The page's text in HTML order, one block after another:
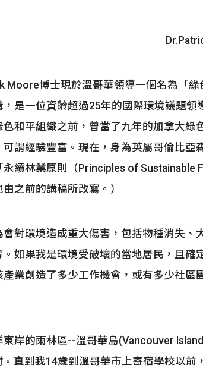
Moore博士現於溫哥華領導一個名為「綠
是一位資齡超過25年的國際環境議題領
和平組織之前，曾當了九年的加拿大綠
謂經驗豐富。現在，身為英屬哥倫比亞
續林業原則（Principles of Sustainable
之前的講稿所改寫。）
環境造成重大傷害，包括物種消失、
如果我是環境受破壞的當地居民，且確
業創造了多少工作機會，或有多少社區
的雨林區--溫哥華島(Vancouver
直到我14歲到溫哥華市上寄宿學校以前